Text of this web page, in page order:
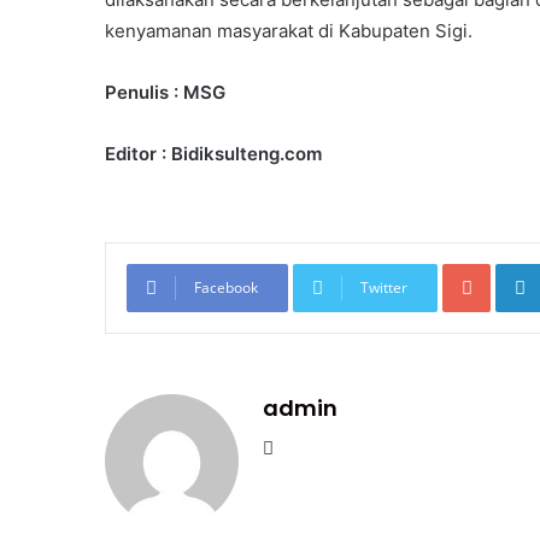
kenyamanan masyarakat di Kabupaten Sigi.
Penulis : MSG
Editor : Bidiksulteng.com
Facebook Twitter
admin